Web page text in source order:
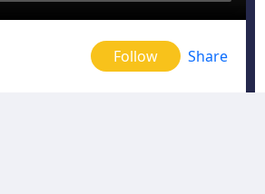
Follow Share